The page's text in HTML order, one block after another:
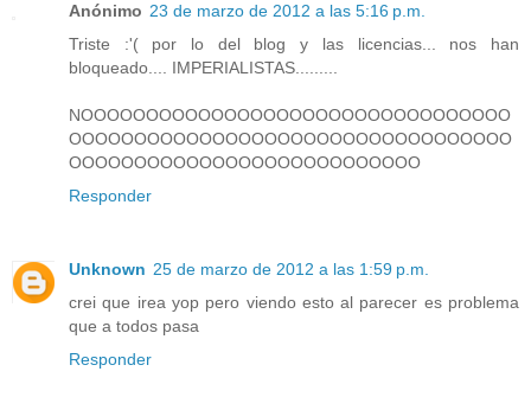
Anónimo 23 de marzo de 2012 a las 5:16 p.m.
Triste :'( por lo del blog y las licencias... nos han
bloqueado.... IMPERIALISTAS.........
NOOOOOOOOOOOOOOOOOOOOOOOOOOOOOOOOO
OOOOOOOOOOOOOOOOOOOOOOOOOOOOOOOOOO
OOOOOOOOOOOOOOOOOOOOOOOOOOO
Responder
Unknown 25 de marzo de 2012 a las 1:59 p.m.
crei que irea yop pero viendo esto al parecer es problema
que a todos pasa
Responder